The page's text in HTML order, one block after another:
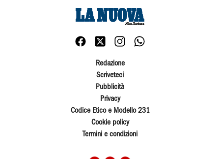
Redazione
Scriveteci
Pubblicità
Privacy
Codice Etico e Modello 231
Cookie policy
Termini e condizioni